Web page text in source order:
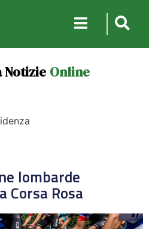
Online
lombarde
Corsa Rosa